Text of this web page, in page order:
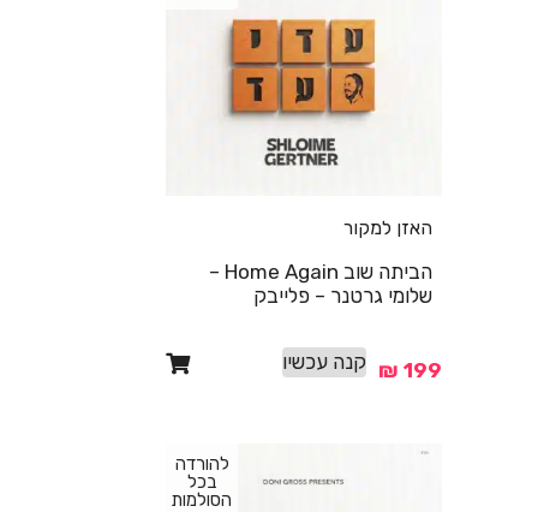
האזן למקור
הביתה שוב Home Again –
שלומי גרטנר – פלייבק
₪ 199 קנה עכשיו
להורדה
בכל
הסולמות